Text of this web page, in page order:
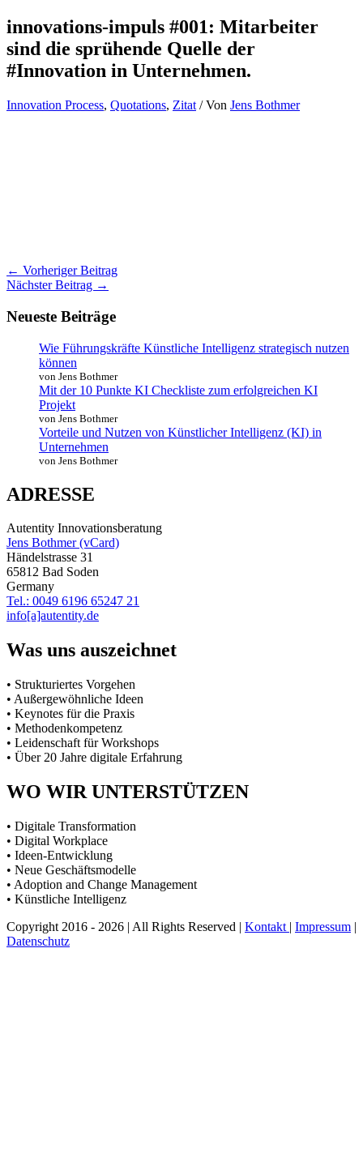
innovations-impuls #001: Mitarbeiter
sind die sprühende Quelle der
#Innovation in Unternehmen.
Innovation Process, Quotations, Zitat / Von Jens Bothmer
← Vorheriger Beitrag
Nächster Beitrag →
Neueste Beiträge
Wie Führungskräfte Künstliche Intelligenz strategisch nutzen
können
von Jens Bothmer
Mit der 10 Punkte KI Checkliste zum erfolgreichen KI
Projekt
von Jens Bothmer
Vorteile und Nutzen von Künstlicher Intelligenz (KI) in
Unternehmen
von Jens Bothmer
ADRESSE
Autentity Innovationsberatung
Jens Bothmer (vCard)
Händelstrasse 31
65812 Bad Soden
Germany
Tel.: 0049 6196 65247 21
info[a]autentity.de
Was uns auszeichnet
• Strukturiertes Vorgehen
• Außergewöhnliche Ideen
• Keynotes für die Praxis
• Methodenkompetenz
• Leidenschaft für Workshops
• Über 20 Jahre digitale Erfahrung
WO WIR UNTERSTÜTZEN
• Digitale Transformation
• Digital Workplace
• Ideen-Entwicklung
• Neue Geschäftsmodelle
• Adoption and Change Management
• Künstliche Intelligenz
Copyright 2016 - 2026 | All Rights Reserved | Kontakt | Impressum |
Datenschutz